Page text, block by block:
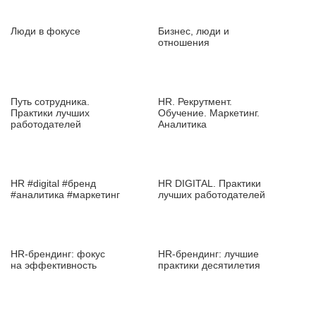
Люди в фокусе
Бизнес, люди и
отношения
Путь сотрудника.
Практики лучших
работодателей
HR. Рекрутмент.
Обучение. Маркетинг.
Аналитика
HR #digital #бренд
#аналитика #маркетинг
HR DIGITAL. Практики
лучших работодателей
HR‑брендинг: фокус
на эффективность
HR‑брендинг: лучшие
практики десятилетия